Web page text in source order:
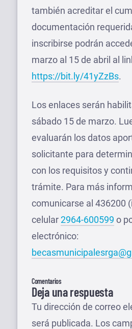
también acreditar el
documentación
inscribirse podrán
marzo al 15 de abril al
https://bit.ly/41yZzBs.
Los enlaces serán
sábado 15 de marzo.
evaluarán los datos
solicitante para
con los requisitos y
trámite. Para más
comunicarse al 436200
celular2964-600599 o
electrónico:
Comentarios
Deja una respuesta
Tu dirección de correo
será publicada. Los